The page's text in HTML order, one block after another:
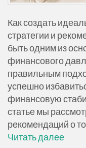
Как создать
стратегии и
быть одним из
финансового
правильным
успешно
финансовую
статье мы
рекомендаций о
Читать далее